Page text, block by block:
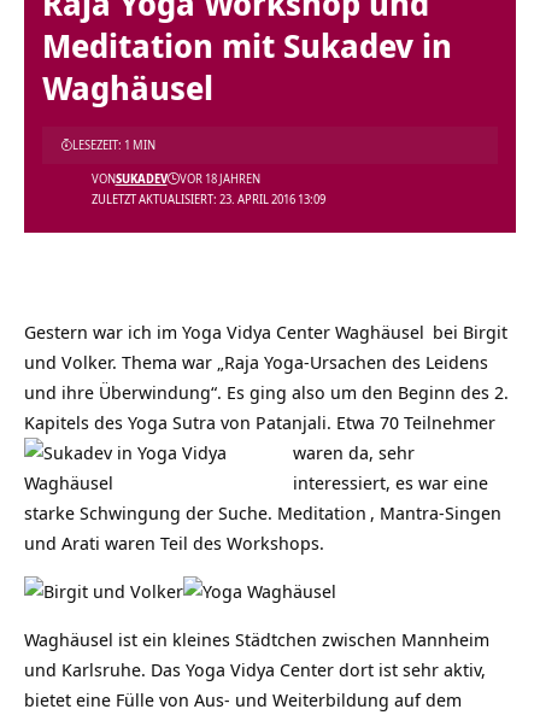
Meditation mit Sukadev in
Waghäusel
ZULETZT AKTUALISIERT: 23. APRIL 2016 13:09
VONSUKADEV VOR 18 JAHREN
LESEZEIT: 1 MIN
Gestern war ich im Yoga Vidya Center Waghäusel bei Birgit
und Volker. Thema war „Raja Yoga-Ursachen des Leidens
und ihre Überwindung“. Es ging also um den Beginn des 2.
Kapitels des Yoga Sutra von Patanjali. Etwa 70 Teilnehmer
waren da, sehr
interessiert, es war eine
starke Schwingung der Suche. Meditation , Mantra-Singen
und Arati waren Teil des Workshops.
Waghäusel ist ein kleines Städtchen zwischen Mannheim
und Karlsruhe. Das Yoga Vidya Center dort ist sehr aktiv,
bietet eine Fülle von Aus- und Weiterbildung auf dem